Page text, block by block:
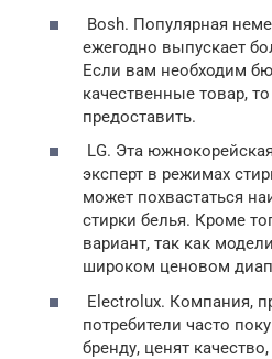
Bosh. Популярная
ежегодно выпускает
Если вам необходим
качественные товар,
предоставить.
LG. Эта
эксперт в режимах
может похвастаться
стирки белья. Кроме
вариант, так как
широком ценовом
Electrolux. Компания,
потребители часто
бренду, ценят